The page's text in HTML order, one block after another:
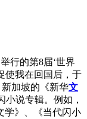
行的第8届‘世界
使我在回国后，于
新加坡的《新华文
说专辑。例如，
学》、《当代闪小